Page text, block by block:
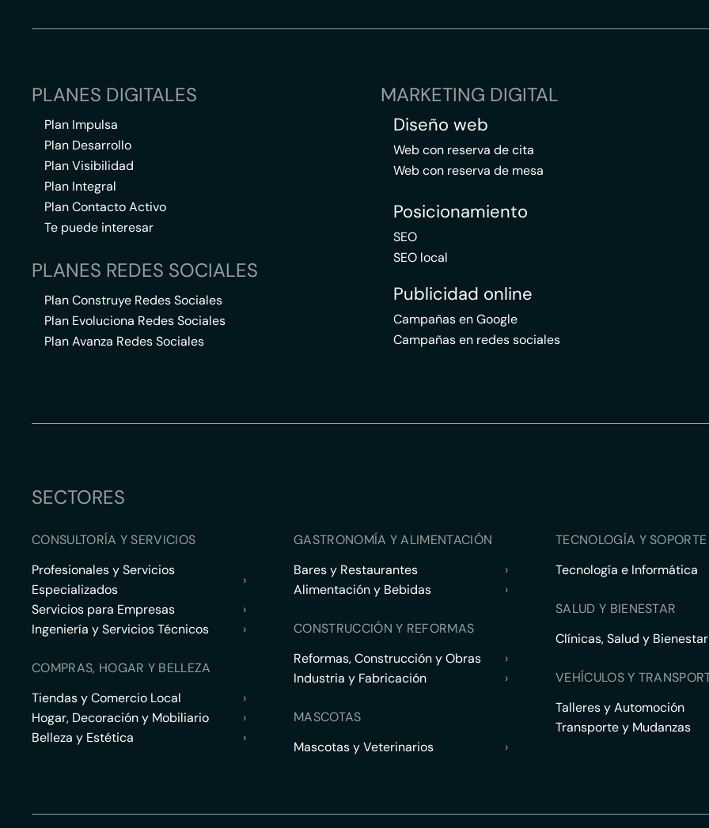
PLANES DIGITALES
Plan Impulsa
Plan Desarrollo
Plan Visibilidad
Plan Integral
Plan Contacto Activo
Te puede interesar
PLANES REDES SOCIALES
Plan Construye Redes Sociales
Plan Evoluciona Redes Sociales
Plan Avanza Redes Sociales
MARKETING DIGITAL
Diseño web
Web con reserva de cita
Web con reserva de mesa
Posicionamiento
SEO
SEO local
Publicidad online
Campañas en Google
Campañas en redes sociales
SECTORES
CONSULTORÍA Y SERVICIOS
Profesionales y Servicios
Especializados
›
Servicios para Empresas
›
Ingeniería y Servicios Técnicos
›
COMPRAS, HOGAR Y BELLEZA
Tiendas y Comercio Local
›
Hogar, Decoración y Mobiliario
›
Belleza y Estética
›
GASTRONOMÍA Y ALIMENTACIÓN
Bares y Restaurantes
›
Alimentación y Bebidas
›
CONSTRUCCIÓN Y REFORMAS
Reformas, Construcción y Obras
›
Industria y Fabricación
›
MASCOTAS
Mascotas y Veterinarios
›
TECNOLOGÍA Y
Tecnología e Informática
SALUD Y BIENESTAR
Clínicas, Salud y Bienestar
VEHÍCULOS Y
Talleres y Automoción
Transporte y Mudanzas